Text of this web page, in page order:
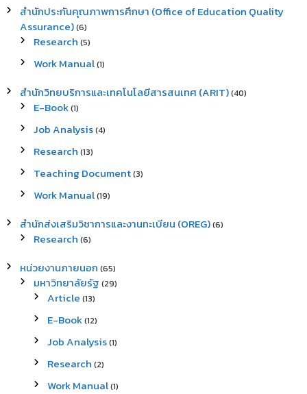
สำนักประกันคุณภาพการศึกษา (Office of Education Quality
Assurance)(6)
Research (5)
Work Manual(1)
สำนักวิทยบริการและเทคโนโลยีสารสนเทศ (ARIT)(40)
E-Book(1)
Job Analysis(4)
Research (13)
Teaching Document(3)
Work Manual(19)
สำนักส่งเสริมวิชาการและงานทะเบียน (OREG)(6)
Research (6)
หน่วยงานภายนอก (65)
มหาวิทยาลัยรัฐ (29)
Article (13)
E-Book(12)
Job Analysis(1)
Research (2)
Work Manual(1)